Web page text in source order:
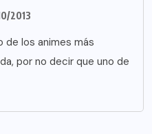
2013
de los animes más
por no decir que uno de